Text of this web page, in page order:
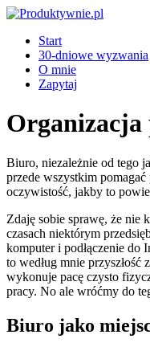
Start
30-dniowe wyzwania
O mnie
Zapytaj
Biuro, niezależnie od tego
przede wszystkim
oczywistość, jakby to
Zdaję sobie sprawę, że nie
czasach niektórym
komputer i podłączenie do
to według mnie przyszłość
wykonuje pacę czysto
pracy. No ale wróćmy do
Biuro jako